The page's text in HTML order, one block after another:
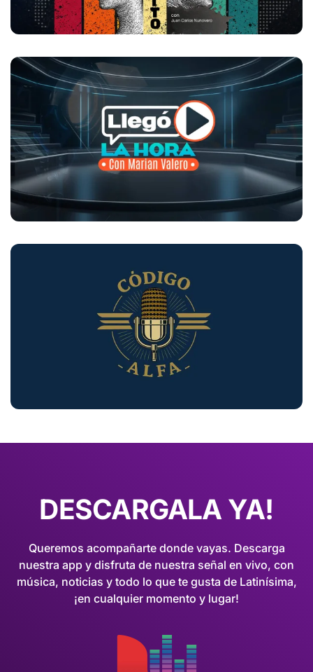
DESCARGALA YA!
Queremos acompañarte donde vayas. Descarga
nuestra app y disfruta de nuestra señal en vivo, con
música, noticias y todo lo que te gusta de Latinísima,
¡en cualquier momento y lugar!